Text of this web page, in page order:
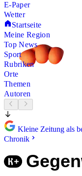
E-Paper
Wetter
Startseite
Meine Region
Top News
Sport
Rubriken
Orte
Themen
Autoren
Kleine Zeitung als
Chronik